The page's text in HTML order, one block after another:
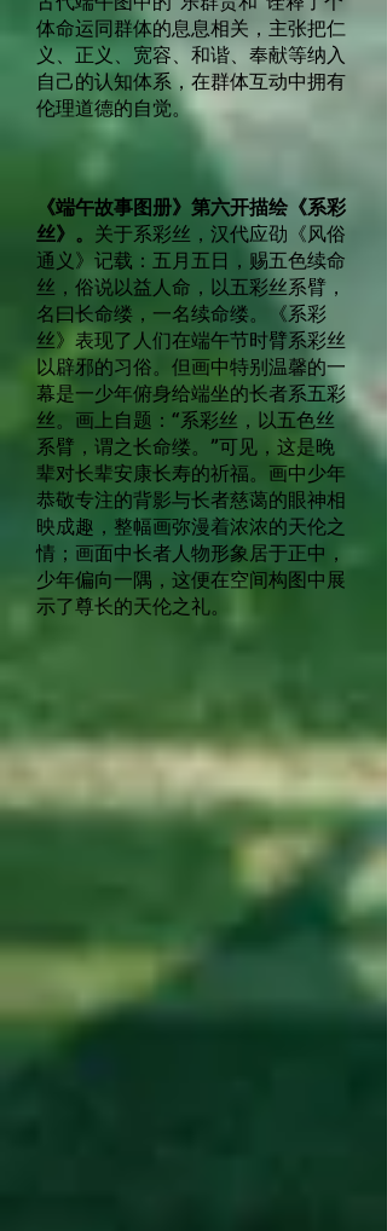
体命运同群体的息息相关，主张把仁
义、正义、宽容、和谐、奉献等纳入
自己的认知体系，在群体互动中拥有
伦理道德的自觉。
《端午故事图册》第六开描绘《系彩
丝》。 关于系彩丝，汉代应劭《风俗
通义》记载：五月五日，赐五色续命
丝，俗说以益人命，以五彩丝系臂，
名曰长命缕，一名续命缕。《系彩
丝》表现了人们在端午节时臂系彩丝
以辟邪的习俗。但画中特别温馨的一
幕是一少年俯身给端坐的长者系五彩
丝。画上自题：“系彩丝，以五色丝
系臂，谓之长命缕。”可见，这是晚
辈对长辈安康长寿的祈福。画中少年
恭敬专注的背影与长者慈蔼的眼神相
映成趣，整幅画弥漫着浓浓的天伦之
情；画面中长者人物形象居于正中，
少年偏向一隅，这便在空间构图中展
示了尊长的天伦之礼。